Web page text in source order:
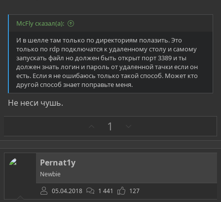
McFly сказал(а):
И в шелле там только по директориям полазить. Это
только по rdp подключатся к удаленному столу и самому
запускать файл но должен быть открыт порт 3389 и ты
должен знать логин и пароль от удаленной тачки если он
есть. Если я не ошибаюсь только такой способ. Может кто
другой способ знает поправьте меня.
Не неси чушь.
а
1
р
о
в
Pernat1y
Newbie
05.04.2018
1 441
127